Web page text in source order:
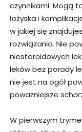
czynnikami. Mogą
łożyska i
w jakiej się
rozwiązania. Nie
niesteroidowych
leków bez porady
nie jest na ogół
poważniejsze
W pierwszym